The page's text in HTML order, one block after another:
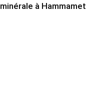
minérale à Hammamet